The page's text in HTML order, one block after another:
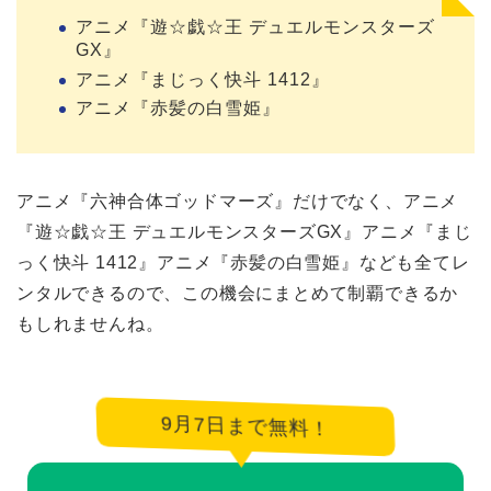
アニメ『遊☆戯☆王 デュエルモンスターズ
GX』
アニメ『まじっく快斗 1412』
アニメ『赤髪の白雪姫』
アニメ『六神合体ゴッドマーズ』だけでなく、アニメ
『遊☆戯☆王 デュエルモンスターズGX』アニメ『まじ
っく快斗 1412』アニメ『赤髪の白雪姫』なども全てレ
ンタルできるので、この機会にまとめて制覇できるか
もしれませんね。
9月7日まで無料！